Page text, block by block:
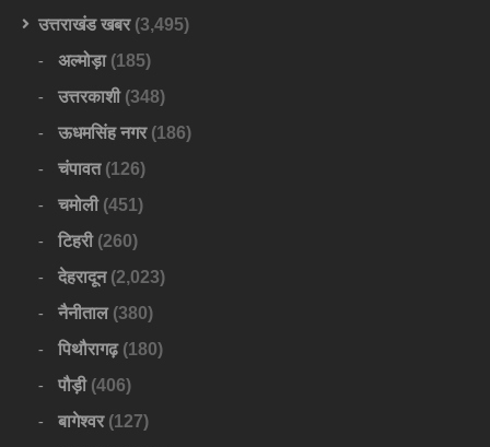
उत्तराखंड खबर(3,495)
अल्मोड़ा(185)
उत्तरकाशी(348)
ऊधमसिंह नगर(186)
चंपावत(126)
चमोली(451)
टिहरी(260)
देहरादून(2,023)
नैनीताल(380)
पिथौरागढ़(180)
पौड़ी(406)
बागेश्वर(127)